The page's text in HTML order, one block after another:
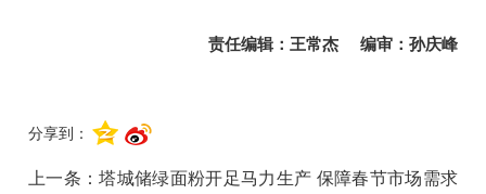
责任编辑：王常杰 编审：孙庆峰
分享到：
上一条：塔城储绿面粉开足马力生产 保障春节市场需求